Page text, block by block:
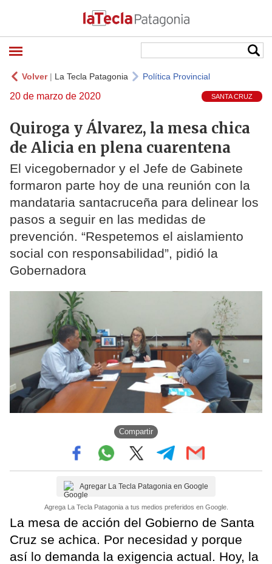
Volver| La Tecla Patagonia Política Provincial
20 de marzo de 2020 SANTA CRUZ
Quiroga y Álvarez, la mesa chica
de Alicia en plena cuarentena
El vicegobernador y el Jefe de Gabinete
formaron parte hoy de una reunión con la
mandataria santacruceña para delinear los
pasos a seguir en las medidas de
prevención. “Respetemos el aislamiento
social con responsabilidad”, pidió la
Gobernadora
Compartir
Agregar La Tecla Patagonia en Google
Agrega La Tecla Patagonia a tus medios preferidos en Google.
La mesa de acción del Gobierno de Santa
Cruz se achica. Por necesidad y porque
así lo demanda la exigencia actual. Hoy, la